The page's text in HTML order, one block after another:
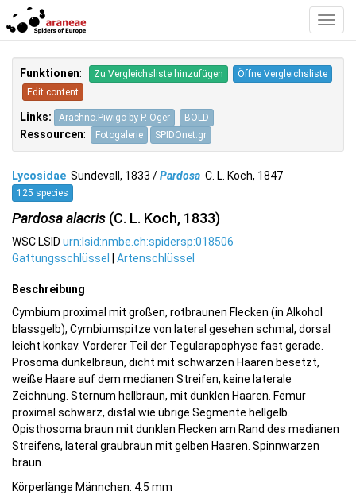
Funktionen: Zu Vergleichsliste hinzufügen
Öffne Vergleichsliste
Edit content
Links: Arachno.Piwigo by P. Oger BOLD
Ressourcen: Fotogalerie SPIDOnet.gr
Lycosidae Sundevall, 1833 /Pardosa C. L. Koch, 1847
125 species
Pardosa alacris (C. L. Koch, 1833)
WSC LSID urn:lsid:nmbe.ch:spidersp:018506
Gattungsschlüssel
Artenschlüssel
Beschreibung
Cymbium proximal mit großen, rotbraunen Flecken (in Alkohol
blassgelb), Cymbiumspitze von lateral gesehen schmal, dorsal
leicht konkav. Vorderer Teil der Tegularapophyse fast gerade.
Prosoma dunkelbraun, dicht mit schwarzen Haaren besetzt,
weiße Haare auf dem medianen Streifen, keine laterale
Zeichnung. Sternum hellbraun, mit dunklen Haaren. Femur
proximal schwarz, distal wie übrige Segmente hellgelb.
Opisthosoma braun mit dunklen Flecken am Rand des medianen
Streifens, lateral graubraun mit gelben Haaren. Spinnwarzen
braun.
Körperlänge Männchen: 4.5 mm